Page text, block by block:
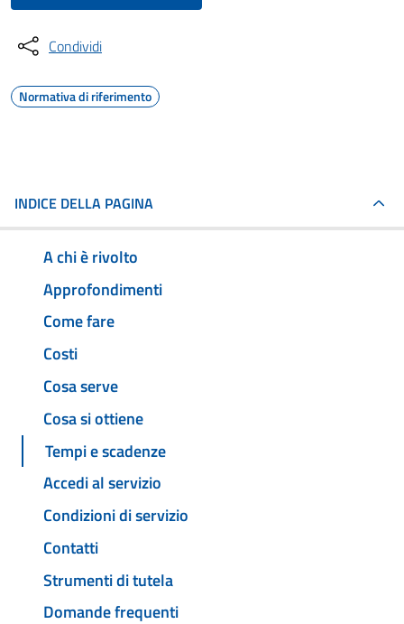
Condividi
Normativa di riferimento
INDICE DELLA PAGINA
A chi è rivolto
Approfondimenti
Come fare
Costi
Cosa serve
Cosa si ottiene
Tempi e scadenze
Accedi al servizio
Condizioni di servizio
Contatti
Strumenti di tutela
Domande frequenti